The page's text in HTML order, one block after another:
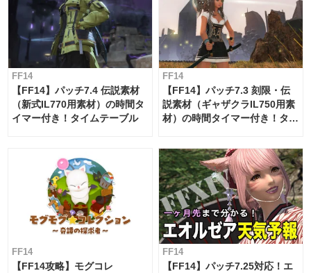
FF14
【FF14】パッチ7.4 伝説素材
（新式IL770用素材）の時間タ
イマー付き！タイムテーブル
FF14
【FF14】パッチ7.3 刻限・伝
説素材（ギャザクラIL750用素
材）の時間タイマー付き！タイ
FF14
【FF14攻略】モグコレ
FF14
【FF14】パッチ7.25対応！エ